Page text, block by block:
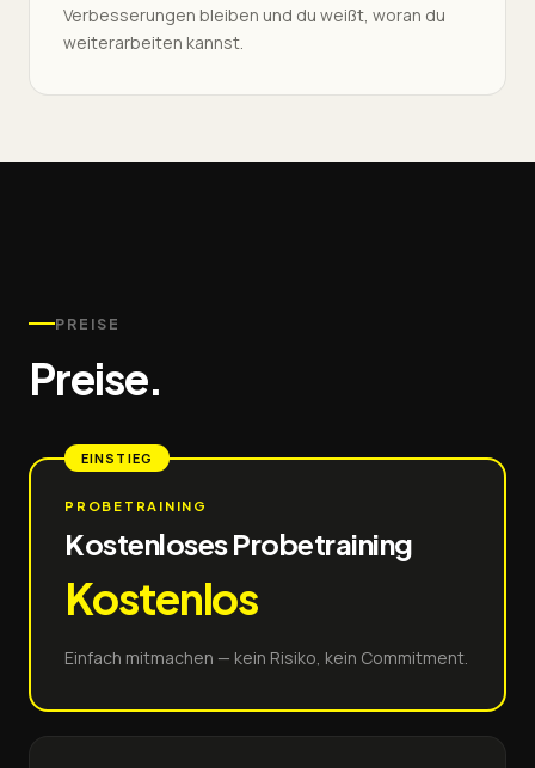
Verbesserungen bleiben und du weißt, woran du
weiterarbeiten kannst.
PREISE
Preise.
EINSTIEG
PROBETRAINING
Kostenloses Probetraining
Kostenlos
Einfach mitmachen — kein Risiko, kein Commitment.